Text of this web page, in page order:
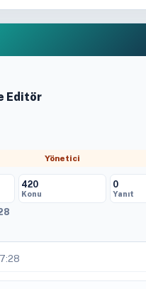
Editör
Yönetici
420
Konu
0
Yanıt